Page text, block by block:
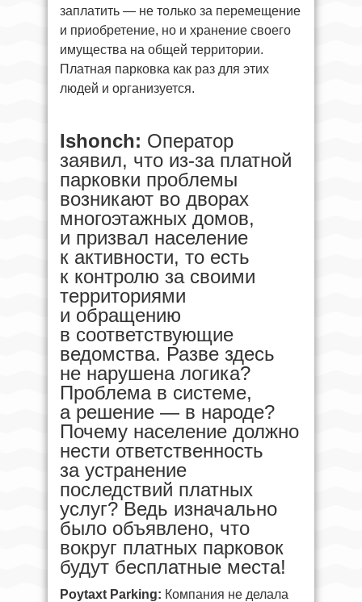
заплатить — не только за перемещение
и приобретение, но и хранение своего
имущества на общей территории.
Платная парковка как раз для этих
людей и организуется.
Ishonch: Оператор
заявил, что из-за платной
парковки проблемы
возникают во дворах
многоэтажных домов,
и призвал население
к активности, то есть
к контролю за своими
территориями
и обращению
в соответствующие
ведомства. Разве здесь
не нарушена логика?
Проблема в системе,
а решение — в народе?
Почему население должно
нести ответственность
за устранение
последствий платных
услуг? Ведь изначально
было объявлено, что
вокруг платных парковок
будут бесплатные места!
Poytaxt Parking: Компания не делала